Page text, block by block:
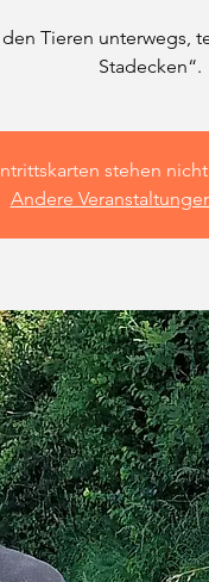
Tieren unterwegs,
stehen
Andere